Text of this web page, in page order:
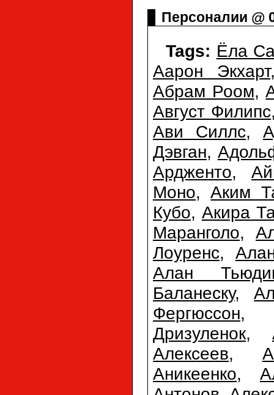
Персоналии @
Tags: Ёла
Аарон Экхарт
Абрам Роом,
Август Филипс
Ави Силлс,
Дэвган,
Ардженто,
Моно,Аким
Кубо, Акира
Маранголо,
Лоуренс,
Алан
Баланеску,
Фергюссон
Дризуленок,
Алексеев,
Аникеенко,